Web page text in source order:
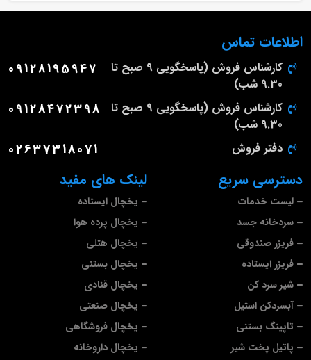
لینک های مفید
یخچال ایستاده
یخچال پرده هوا
یخچال هتلی
یخچال بستنی
یخچال قنادی
یخچال صنعتی
یخچال فروشگاهی
یخچال داروخانه
دسترسی سریع
لیست خدمات
سردخانه جسد
فریزر صندوقی
فریزر ایستاده
شیر سرد کن
آبسردکن استیل
تاپینگ بستنی
پاتیل پخت شیر
اطلاعات تماس
کارشناس فروش (پاسخگویی 9 صبح تا
9.30 شب)
09128195947
کارشناس فروش (پاسخگویی 9 صبح تا
9.30 شب)
09128472398
دفتر فروش 02637318071